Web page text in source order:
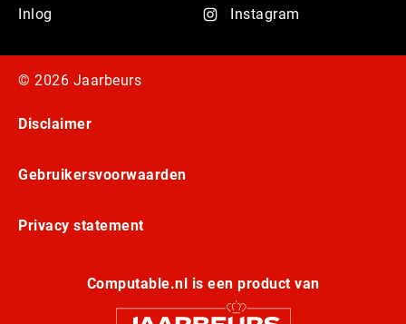
Inlog Instagram
© 2026 Jaarbeurs
Disclaimer
Gebruikersvoorwaarden
Privacy statement
Computable.nl is een product van